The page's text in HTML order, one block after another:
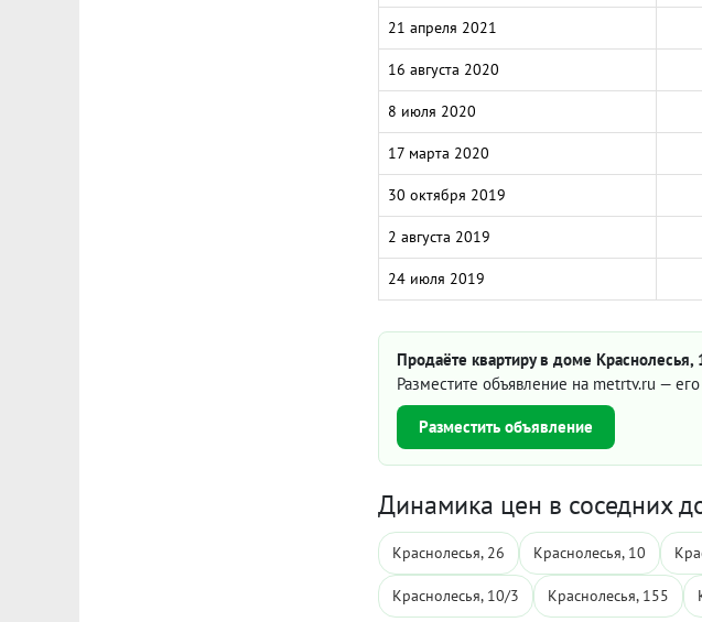
21 апреля 2021
16 августа 2020
8 июля 2020
17 марта 2020
30 октября 2019
2 августа 2019
24 июля 2019
Продаёте квартиру в доме
Разместите объявление на metrtv.ru —
Разместить объявление
Динамика цен в соседних
Краснолесья, 26 Краснолесья, 10
Краснолесья, 10/3 Краснолесья, 155